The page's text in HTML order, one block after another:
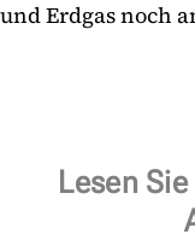
und Erdgas noch
Lesen